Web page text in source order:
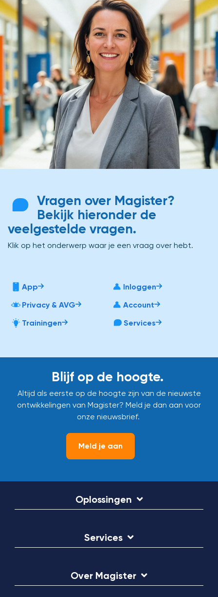
Vragen over Magister?
Bekijk hieronder de
veelgestelde vragen.
Klik op het onderwerp waar je een vraag over hebt.
App
Inloggen
Privacy & AVG
Account
Trainingen
Services
Blijf op de hoogte.
Altijd als eerste op de hoogte zijn van de nieuwste
ontwikkelingen van Magister? Meld je dan aan voor
onze nieuwsbrief.
Meld je aan
Oplossingen
Services
Over Magister